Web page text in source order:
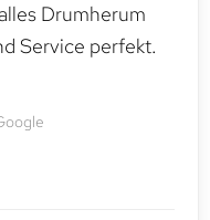
Drumherum
Service perfekt.